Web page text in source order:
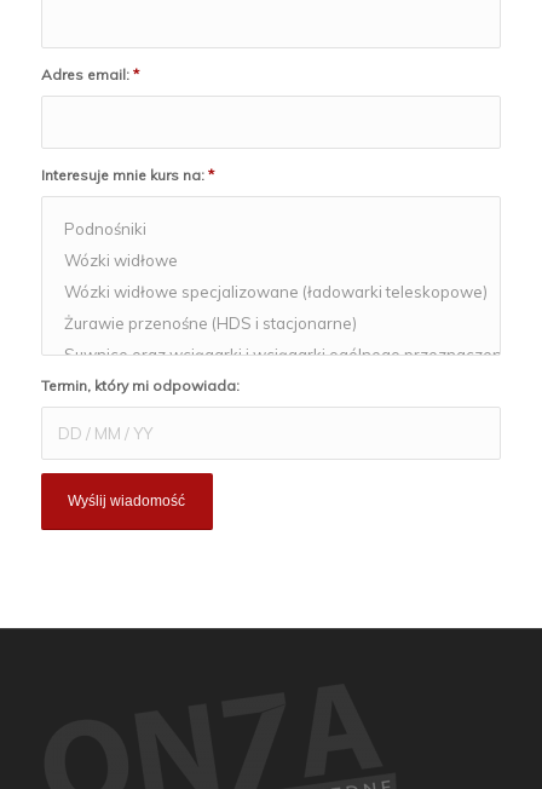
Adres email: *
Interesuje mnie kurs na: *
Termin, który mi odpowiada: